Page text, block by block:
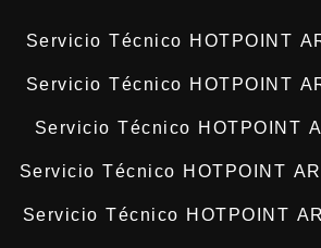
Servicio Técnico HOTPOINT
Servicio Técnico HOTPOINT
Servicio Técnico HOTPOINT
Servicio Técnico HOTPOINT
Servicio Técnico HOTPOINT